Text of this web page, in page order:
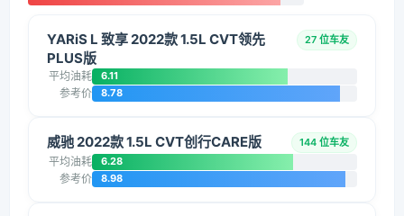
YARiS L 致享 2022款 1.5L CVT领先
PLUS版
27 位车友
平均油耗 6.11
参考价 8.78
威驰 2022款 1.5L CVT创行CARE版 144 位车友
平均油耗 6.28
参考价 8.98